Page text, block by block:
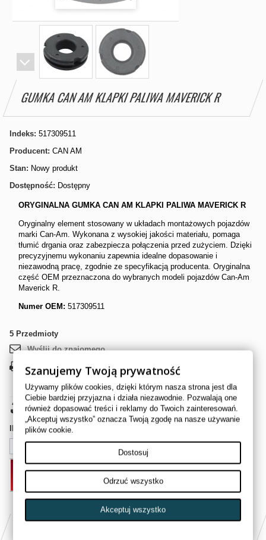
GUMKA CAN AM KLAPKI PALIWA MAVERICK R
Indeks: 517309511
Producent: CAN AM
Stan: Nowy produkt
Dostępność: Dostępny
ORYGINALNA GUMKA CAN AM KLAPKI PALIWA MAVERICK R
Oryginalny element stosowany w układach montażowych pojazdów
marki Can-Am. Wykonana z wysokiej jakości materiału, pomaga
tłumić drgania oraz zabezpiecza połączenia przed zużyciem. Dzięki
precyzyjnemu wykonaniu zapewnia idealne dopasowanie i
niezawodną pracę, zgodnie ze specyfikacją producenta. Oryginalna
część OEM przeznaczona do wybranych modeli pojazdów Can-Am
Maverick R.
Numer OEM: 517309511
5 Przedmioty
Wyślij do znajomego
Drukuj
38,00 złbrutto
Ilość
DODAJ DO KOSZYKA
Szanujemy Twoją prywatność
Używamy plików cookies, dzięki którym nasza strona jest dla
Ciebie bardziej przyjazna i działa niezawodnie. Pozwalają one
również dopasować treści i reklamy do Twoich zainteresowań.
„Akceptuj wszystko” oznacza Twoją zgodę na nasze używanie
plików cookie.
Dostosuj
Odrzuć wszystko
Akceptuj wszystko